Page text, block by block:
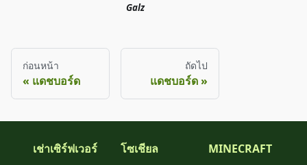
Galz
ก่อนหน้า
แดชบอร์ด
ถัดไป
แดชบอร์ด
เช่าเซิร์ฟเวอร์
โซเชียล
MINECRAFT